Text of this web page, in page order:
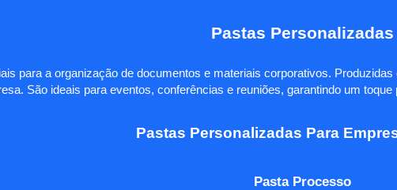
Pastas Personalizadas
para a organização de documentos e materiais corporativos.
São ideais para eventos, conferências e reuniões, garantindo um
Pastas Personalizadas Para
Pasta Processo